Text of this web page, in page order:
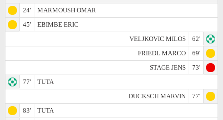
24'
MARMOUSH OMAR
45'
EBIMBE ERIC
VELJKOVIC MILOS
62'
FRIEDL MARCO
69'
STAGE JENS
73'
77'
TUTA
DUCKSCH MARVIN
77'
83'
TUTA